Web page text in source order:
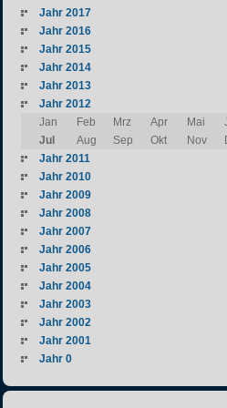
Jahr 2017
Jahr 2016
Jahr 2015
Jahr 2014
Jahr 2013
Jahr 2012
Jan
Feb Mrz Apr Mai
Jul
Aug Sep Okt Nov
Jahr 2011
Jahr 2010
Jahr 2009
Jahr 2008
Jahr 2007
Jahr 2006
Jahr 2005
Jahr 2004
Jahr 2003
Jahr 2002
Jahr 2001
Jahr 0